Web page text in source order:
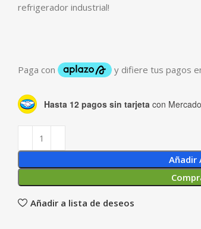
refrigerador industrial!
Hasta 12 pagos sin tarjeta con
Añadir
Añadir a lista de deseos